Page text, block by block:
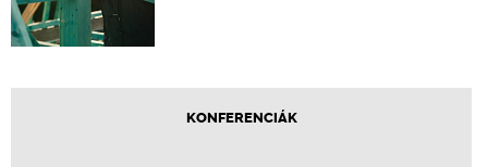
KONFERENCIÁK